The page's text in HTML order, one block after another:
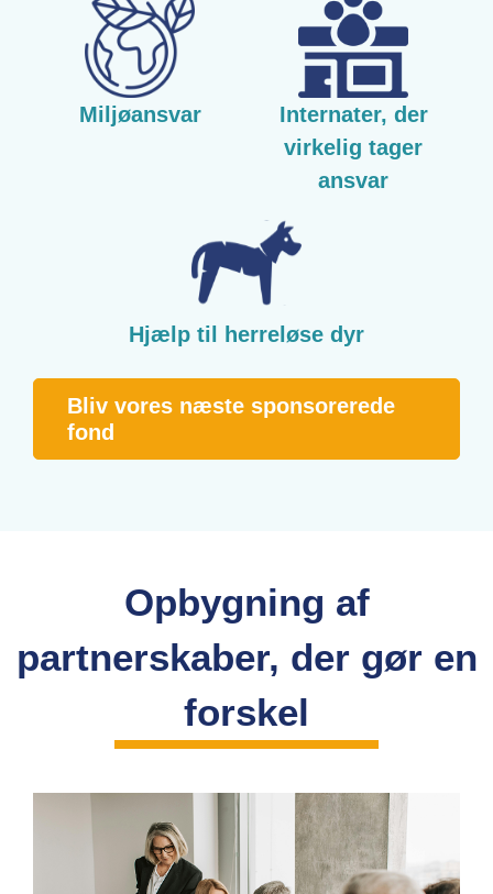
Miljøansvar
Internater, der
virkelig tager
ansvar
Hjælp til herreløse dyr
Bliv vores næste sponsorerede
fond
Opbygning af
partnerskaber, der gør en
forskel